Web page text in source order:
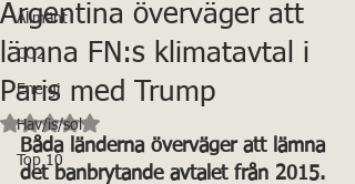
Allmänt
CO2
Energi
Hav/is/sol
Top 10
Argentina överväger att
lämna FN:s klimatavtal i
Paris med Trump
Betygsatt till NaN av 5 stjärnor.
Båda länderna överväger att lämna
det banbrytande avtalet från 2015.